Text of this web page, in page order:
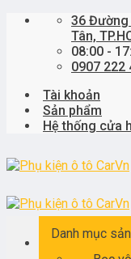
Skip
36 Đường
Tân,
08:00 -
0907 222
Tài khoản
Sản phẩm
Hệ thống cửa
Danh mục